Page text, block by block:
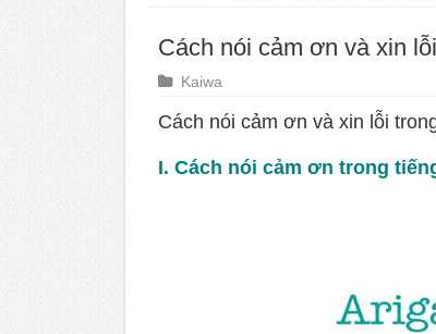
Cách nói cảm ơn và xin
Kaiwa
Cách nói cảm ơn và xin lỗi
I. Cách nói cảm ơn trong